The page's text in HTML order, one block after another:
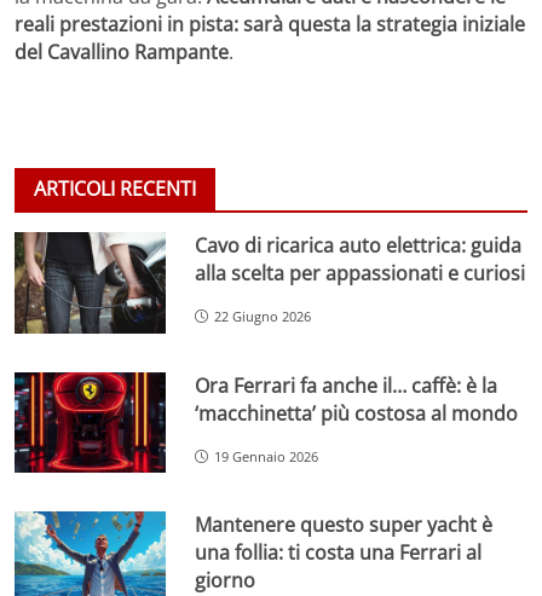
reali prestazioni in pista: sarà questa la strategia iniziale
del Cavallino Rampante.
ARTICOLI RECENTI
Cavo di ricarica auto elettrica: guida
alla scelta per appassionati e curiosi
22 Giugno 2026
Ora Ferrari fa anche il… caffè: è la
‘macchinetta’ più costosa al mondo
19 Gennaio 2026
Mantenere questo super yacht è
una follia: ti costa una Ferrari al
giorno